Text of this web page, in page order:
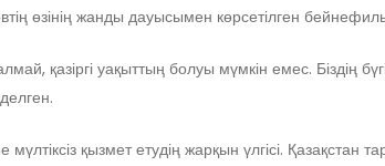
өзінің жанды дауысымен көрсетілген
қазіргі уақыттың болуы мүмкін емес. Біздің
қызмет етудің жарқын үлгісі. Қазақстан